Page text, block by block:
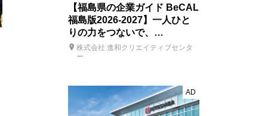
【福島県の企業ガイド BeCAL
福島版2026-2027】一人ひと
りの力をつないで、…
株式会社 進和クリエイティブセンタ
ー
AD